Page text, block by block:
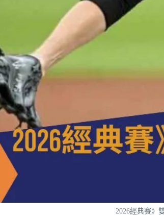
2026經典賽》